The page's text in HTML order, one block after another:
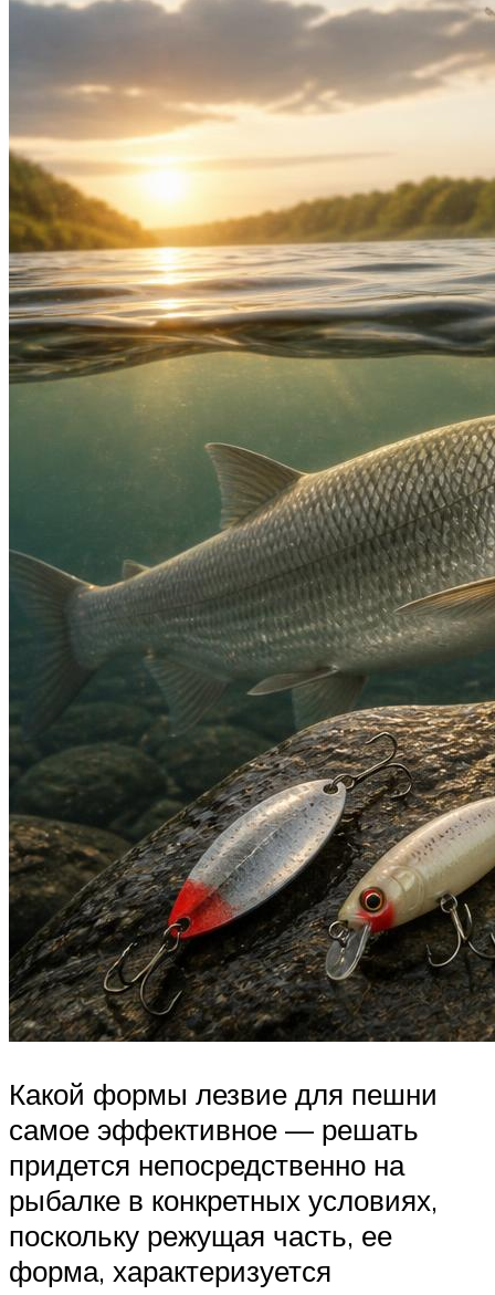
Какой формы лезвие для пешни
самое эффективное — решать
придется непосредственно на
рыбалке в конкретных условиях,
поскольку режущая часть, ее
форма, характеризуется